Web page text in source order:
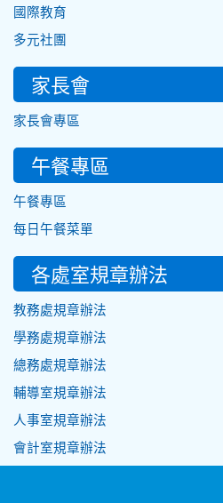
國際教育
多元社團
家長會
家長會專區
午餐專區
午餐專區
每日午餐菜單
各處室規章辦法
教務處規章辦法
學務處規章辦法
總務處規章辦法
輔導室規章辦法
人事室規章辦法
會計室規章辦法